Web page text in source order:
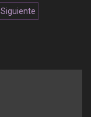
Siguiente